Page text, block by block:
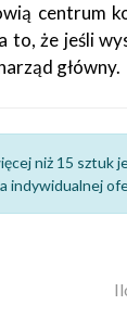
centrum
to, że jeśli
główny.
niż 15 sztuk
indywidualnej